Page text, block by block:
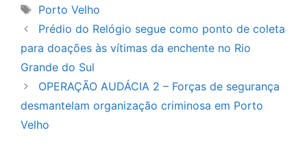
Tags
Porto Velho
Prédio do Relógio segue como ponto de coleta
para doações às vítimas da enchente no Rio
Grande do Sul
OPERAÇÃO AUDÁCIA 2 – Forças de segurança
desmantelam organização criminosa em Porto
Velho